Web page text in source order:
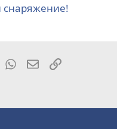
снаряжение!
WhatsAppЭлектронная
Ссылка